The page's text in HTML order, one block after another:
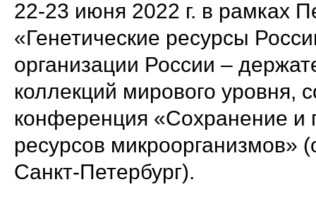
22-23 июня 2022 г. в рамках
«Генетические ресурсы
организации России –
коллекций мирового уровня,
конференция «Сохранение и
ресурсов
Санкт-Петербург).